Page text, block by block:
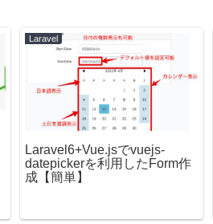
Laravel
Laravel6+Vue.jsでvuejs-
datepickerを利用したForm作
成【簡単】